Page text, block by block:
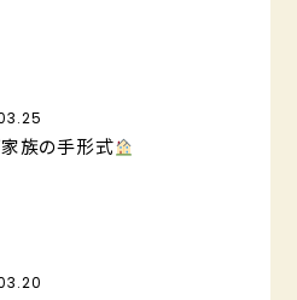
族の手形式